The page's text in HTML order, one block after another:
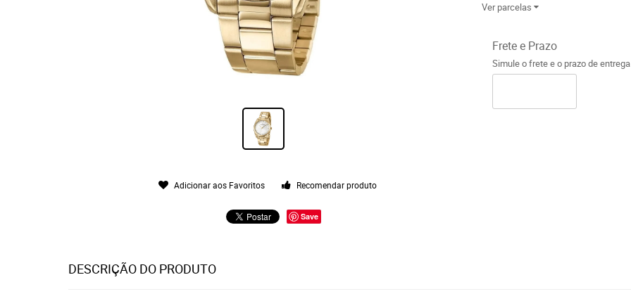
Adicionar aos Favoritos Recomendar produto
Save
Ver parcelas
Frete e Prazo
Simule o frete e o prazo de
DESCRIÇÃO DO PRODUTO